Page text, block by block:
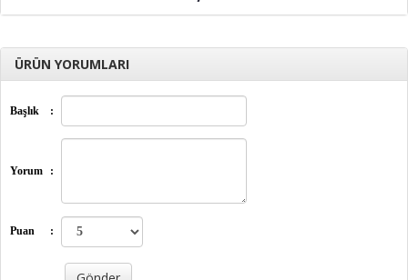
ÜRÜN YORUMLARI
Başlık :
Yorum :
Puan :